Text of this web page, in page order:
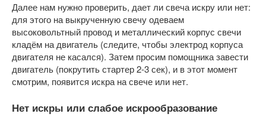
Далее нам нужно проверить, дает ли свеча искру или нет:
для этого на выкрученную свечу одеваем
высоковольтный провод и металлический корпус свечи
кладём на двигатель (следите, чтобы электрод корпуса
двигателя не касался). Затем просим помощника завести
двигатель (покрутить стартер 2-3 сек), и в этот момент
смотрим, появится искра на свече или нет.
Нет искры или слабое искрообразование